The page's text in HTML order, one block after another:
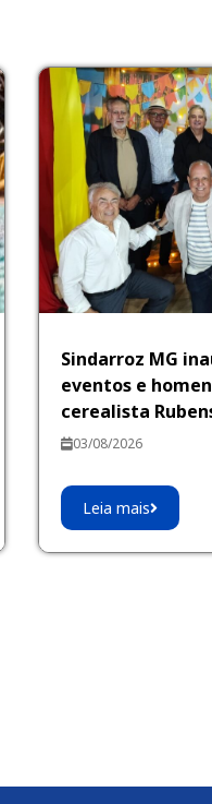
Sindarroz MG
eventos e
cerealista
03/08/2026
Leia mais